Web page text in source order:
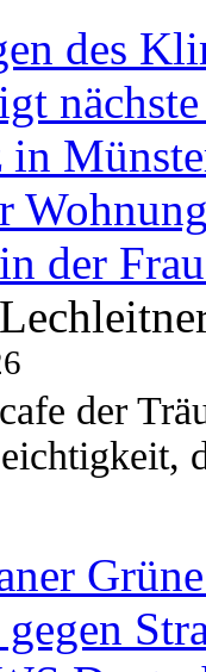
des
in
der
der